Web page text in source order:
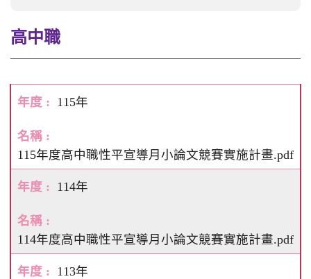
高中職
115年
115年度高中職性平宣導月小論文競賽實施計畫.pdf
114年
114年度高中職性平宣導月小論文競賽實施計畫.pdf
113年